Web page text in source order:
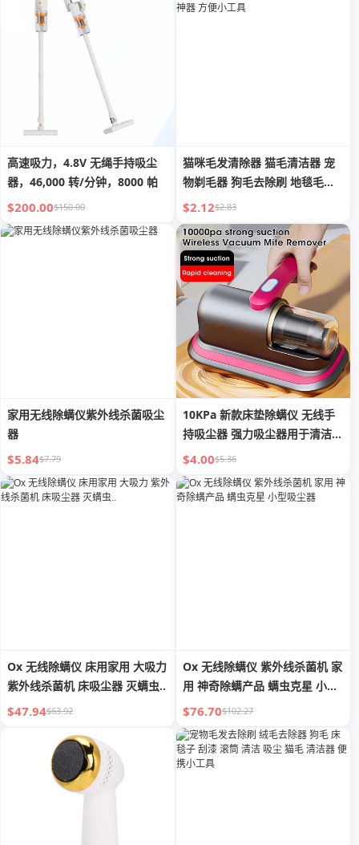
高速吸力，4.8V 无绳手持吸尘
器，46,000 转/分钟，8000 帕
$200.00$150.00
猫咪毛发清除器 猫毛清洁器 宠
物剃毛器 狗毛去除刷 地毯毛发
吸尘器 猫毛去除神器 方便小工
具
$2.12$2.83
家用无线除螨仪紫外线杀菌吸尘
器
$5.84$7.79
10KPa 新款床垫除螨仪 无线手
持吸尘器 强力吸尘器用于清洁床
铺枕头衣物沙发
$4.00$5.36
Ox 无线除螨仪 床用家用 大吸力
紫外线杀菌机 床吸尘器 灭螨虫..
$47.94$63.92
Ox 无线除螨仪 紫外线杀菌机 家
用 神奇除螨产品 螨虫克星 小型
吸尘器
$76.70$102.27